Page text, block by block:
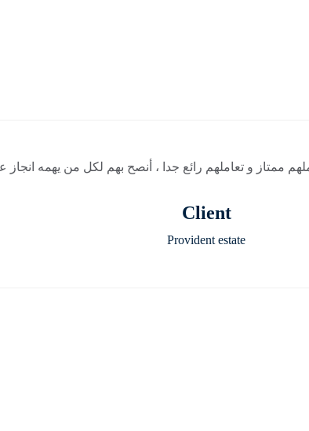
ممتاز و تعاملهم رائع جدا ، أنصح بهم لكل من يهمه انجاز
Client
Provident estate